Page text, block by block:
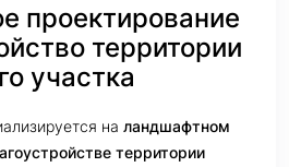
проектирование
территории
участка
на ландшафтном
территории